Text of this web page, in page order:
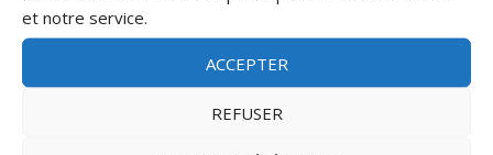
et notre service.
ACCEPTER
REFUSER
Colles